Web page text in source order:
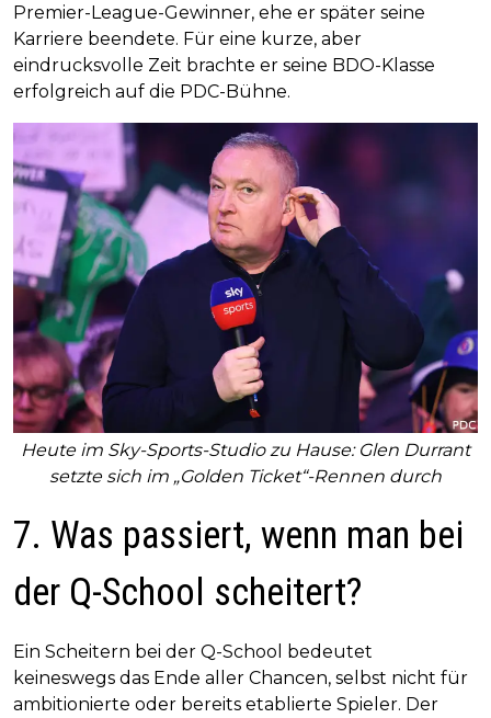
Premier-League-Gewinner, ehe er später seine
Karriere beendete. Für eine kurze, aber
eindrucksvolle Zeit brachte er seine BDO-Klasse
erfolgreich auf die PDC-Bühne.
Heute im Sky-Sports-Studio zu Hause: Glen Durrant
setzte sich im „Golden Ticket“-Rennen durch
7. Was passiert, wenn man bei
der Q-School scheitert?
Ein Scheitern bei der Q-School bedeutet
keineswegs das Ende aller Chancen, selbst nicht für
ambitionierte oder bereits etablierte Spieler. Der